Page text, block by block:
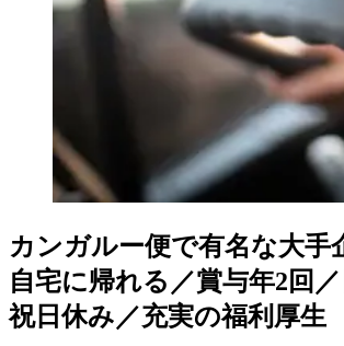
カンガルー便で有名な大手
自宅に帰れる／賞与年2回
祝日休み／充実の福利厚生